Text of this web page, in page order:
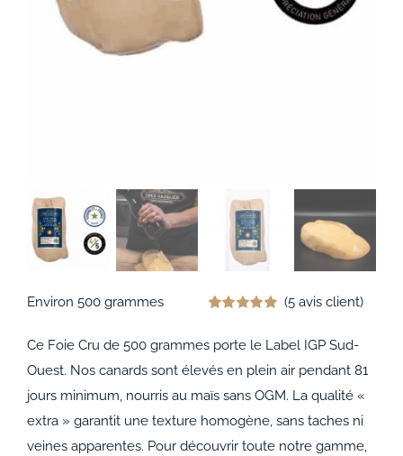
Environ 500 grammes
notations
client
(5avis client)
Ce Foie Cru de 500 grammes porte le Label IGP Sud-
Ouest. Nos canards sont élevés en plein air pendant 81
jours minimum, nourris au maïs sans OGM. La qualité «
extra » garantit une texture homogène, sans taches ni
veines apparentes. Pour découvrir toute notre gamme,